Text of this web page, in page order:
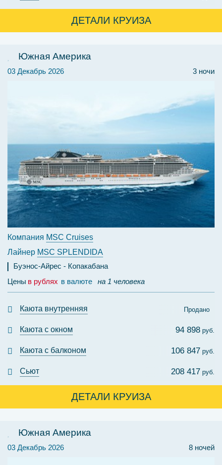
ДЕТАЛИ КРУИЗА
Южная Америка
3 ночи
03 Декабрь 2026
Компания MSC Cruises
Лайнер MSC SPLENDIDA
Буэнос-Айрес
Копакабана
Цены в рублях в валюте на 1 человека
Каюта внутренняя Продано
Каюта с окном 94 898 руб.
Каюта с балконом 106 847 руб.
Сьют 208 417 руб.
ДЕТАЛИ КРУИЗА
Южная Америка
8 ночей
03 Декабрь 2026